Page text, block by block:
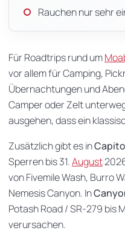
Rauchen nur sehr
Für Roadtrips rund um
vor allem für Camping,
Übernachtungen und
Camper oder Zelt
ausgehen, dass ein
Zusätzlich gibt es in
Sperren bis 31.August
von Fivemile Wash, Burro
Nemesis Canyon. In
Potash Road / SR-279 bis
verursachen.